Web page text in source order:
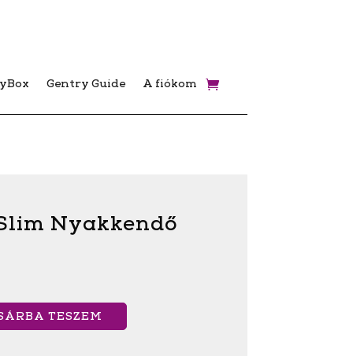
Gentry Guide A fiókom
Nyakkendő
TESZEM